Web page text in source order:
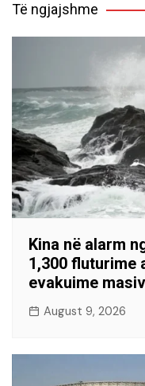
Të ngjajshme
Kina në alarm
1,300 fluturime
evakuime
August 9, 2026